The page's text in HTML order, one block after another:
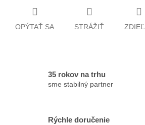
OPÝTAŤ SA STRÁŽIŤ
35 rokov na trhu
sme stabilný partner
Rýchle doručenie